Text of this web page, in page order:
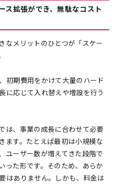
ス拡張ができ、無駄なコスト
なメリットのひとつが「スケー
初期費用をかけて大量のハード
に応じて入れ替えや増設を行う
は、事業の成長に合わせて必要
ます。たとえば最初は小規模な
ユーザー数が増えてきた段階で
った形です。そのため、あらか
はありません。しかも、料金は